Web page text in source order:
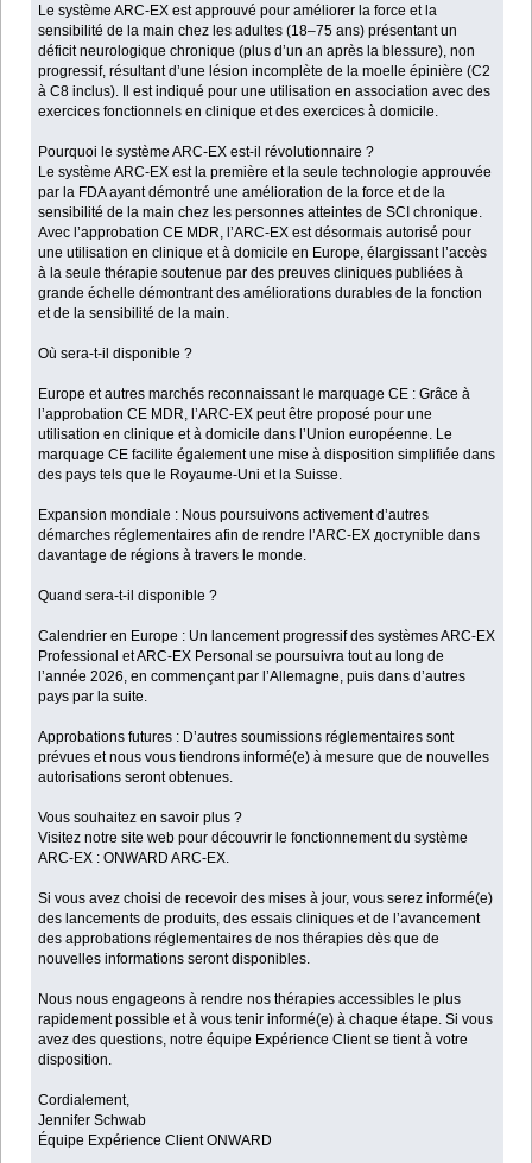
Le système ARC-EX est approuvé pour améliorer la force et la
sensibilité de la main chez les adultes (18–75 ans) présentant un
déficit neurologique chronique (plus d’un an après la blessure), non
progressif, résultant d’une lésion incomplète de la moelle épinière (C2
à C8 inclus). Il est indiqué pour une utilisation en association avec des
exercices fonctionnels en clinique et des exercices à domicile.
Pourquoi le système ARC-EX est-il révolutionnaire ?
Le système ARC-EX est la première et la seule technologie approuvée
par la FDA ayant démontré une amélioration de la force et de la
sensibilité de la main chez les personnes atteintes de SCI chronique.
Avec l’approbation CE MDR, l’ARC-EX est désormais autorisé pour
une utilisation en clinique et à domicile en Europe, élargissant l’accès
à la seule thérapie soutenue par des preuves cliniques publiées à
grande échelle démontrant des améliorations durables de la fonction
et de la sensibilité de la main.
Où sera-t-il disponible ?
Europe et autres marchés reconnaissant le marquage CE : Grâce à
l’approbation CE MDR, l’ARC-EX peut être proposé pour une
utilisation en clinique et à domicile dans l’Union européenne. Le
marquage CE facilite également une mise à disposition simplifiée dans
des pays tels que le Royaume-Uni et la Suisse.
Expansion mondiale : Nous poursuivons activement d’autres
démarches réglementaires afin de rendre l’ARC-EX доступible dans
davantage de régions à travers le monde.
Quand sera-t-il disponible ?
Calendrier en Europe : Un lancement progressif des systèmes ARC-EX
Professional et ARC-EX Personal se poursuivra tout au long de
l’année 2026, en commençant par l’Allemagne, puis dans d’autres
pays par la suite.
Approbations futures : D’autres soumissions réglementaires sont
prévues et nous vous tiendrons informé(e) à mesure que de nouvelles
autorisations seront obtenues.
Vous souhaitez en savoir plus ?
Visitez notre site web pour découvrir le fonctionnement du système
ARC-EX : ONWARD ARC-EX.
Si vous avez choisi de recevoir des mises à jour, vous serez informé(e)
des lancements de produits, des essais cliniques et de l’avancement
des approbations réglementaires de nos thérapies dès que de
nouvelles informations seront disponibles.
Nous nous engageons à rendre nos thérapies accessibles le plus
rapidement possible et à vous tenir informé(e) à chaque étape. Si vous
avez des questions, notre équipe Expérience Client se tient à votre
disposition.
Cordialement,
Jennifer Schwab
Équipe Expérience Client ONWARD